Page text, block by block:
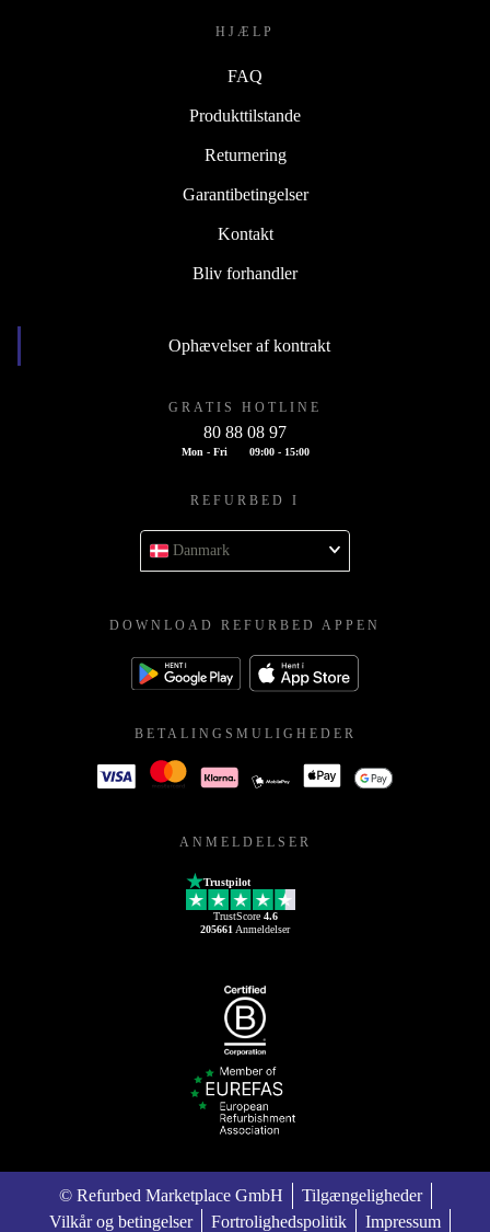
HJÆLP
FAQ
Produkttilstande
Returnering
Garantibetingelser
Kontakt
Bliv forhandler
Ophævelser af kontrakt
GRATIS HOTLINE
80 88 08 97
Mon - Fri 09:00 - 15:00
REFURBED I
Danmark
DOWNLOAD REFURBED APPEN
BETALINGSMULIGHEDER
ANMELDELSER
Trustpilot
TrustScore 4.6
205661 Anmeldelser
© Refurbed Marketplace GmbH
Tilgængeligheder
Vilkår og betingelser
Fortrolighedspolitik Impressum